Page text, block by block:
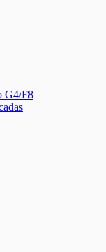
G4/F8